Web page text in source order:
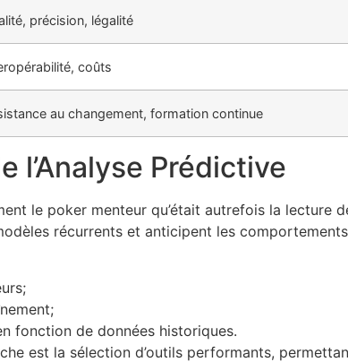
précision, légalité
coûts
au changement, formation continue
l’Analyse Prédictive
le poker menteur qu’était autrefois la lecture
récurrents et anticipent les
fonction de données historiques.
est la sélection d’outils performants,